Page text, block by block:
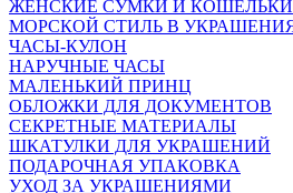
ЖЕНСКИЕ СУМКИ И КОШЕЛЬКИ
МОРСКОЙ СТИЛЬ В
ЧАСЫ-КУЛОН
НАРУЧНЫЕ ЧАСЫ
МАЛЕНЬКИЙ ПРИНЦ
ОБЛОЖКИ ДЛЯ ДОКУМЕНТОВ
СЕКРЕТНЫЕ МАТЕРИАЛЫ
ШКАТУЛКИ ДЛЯ УКРАШЕНИЙ
ПОДАРОЧНАЯ УПАКОВКА
УХОД ЗА УКРАШЕНИЯМИ